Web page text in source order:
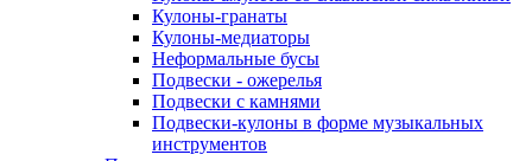
Кулоны-гранаты
Кулоны-медиаторы
Неформальные бусы
Подвески - ожерелья
Подвески с камнями
Подвески-кулоны в форме музыкальных
инструментов